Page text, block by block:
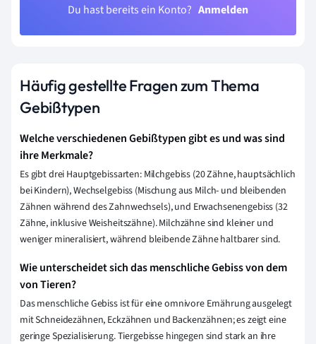
Du hast bereits ein Konto? Anmelden
Häufig gestellte Fragen zum Thema
Gebißtypen
Welche verschiedenen Gebißtypen gibt es und was sind
ihre Merkmale?
Es gibt drei Hauptgebissarten: Milchgebiss (20 Zähne, hauptsächlich
bei Kindern), Wechselgebiss (Mischung aus Milch- und bleibenden
Zähnen während des Zahnwechsels), und Erwachsenengebiss (32
Zähne, inklusive Weisheitszähne). Milchzähne sind kleiner und
weniger mineralisiert, während bleibende Zähne haltbarer sind.
Wie unterscheidet sich das menschliche Gebiss von dem
von Tieren?
Das menschliche Gebiss ist für eine omnivore Ernährung ausgelegt
mit Schneidezähnen, Eckzähnen und Backenzähnen; es zeigt eine
geringe Spezialisierung. Tiergebisse hingegen sind stark an ihre